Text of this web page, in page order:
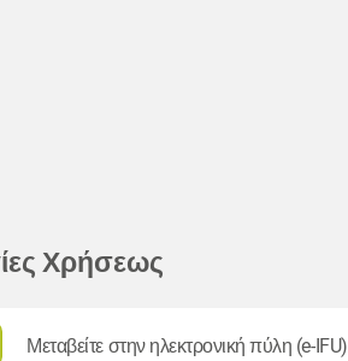
Χρήσεως
Μεταβείτε στην ηλεκτρονική πύλη (e-IFU)